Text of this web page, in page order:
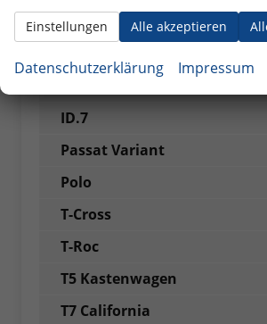
ID.3
ID.7
Passat Variant
Polo
T-Cross
T-Roc
T5 Kastenwagen
T7 California
Alle akzeptieren
Einstellungen
Datenschutzerklärung Impressum